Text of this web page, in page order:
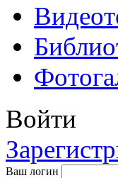
Войти
Ваш логин